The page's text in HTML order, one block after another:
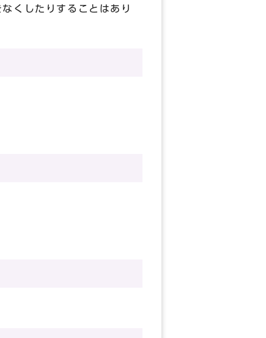
くしたりすることはあり